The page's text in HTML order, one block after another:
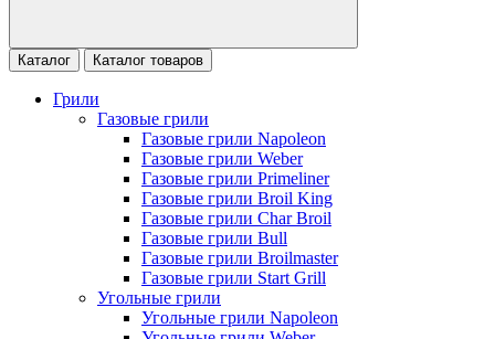
Каталог Каталог товаров
Грили
Газовые грили
Газовые грили Napoleon
Газовые грили Weber
Газовые грили Primeliner
Газовые грили Broil King
Газовые грили Char Broil
Газовые грили Bull
Газовые грили Broilmaster
Газовые грили Start Grill
Угольные грили
Угольные грили Napoleon